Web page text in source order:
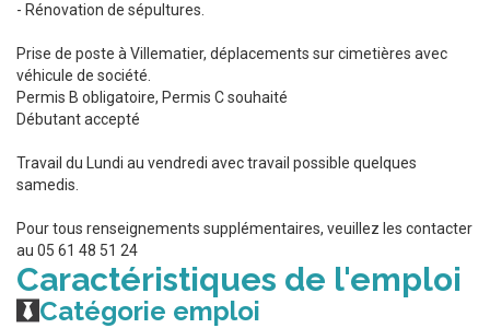
- Rénovation de sépultures.
Prise de poste à Villematier, déplacements sur cimetières avec
véhicule de société.
Permis B obligatoire, Permis C souhaité
Débutant accepté
Travail du Lundi au vendredi avec travail possible quelques
samedis.
Pour tous renseignements supplémentaires, veuillez les contacter
au 05 61 48 51 24
Caractéristiques de l'emploi
Catégorie emploi